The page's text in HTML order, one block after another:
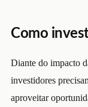
Como
Diante do impacto
investidores
aproveitar